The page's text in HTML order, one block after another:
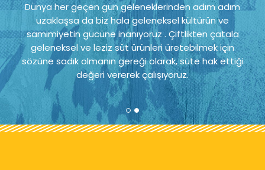
Dünya her geçen gün geleneklerinden adım adım
uzaklaşsa da biz hala geleneksel kültürün ve
samimiyetin gücüne inanıyoruz . Çiftlikten çatala
geleneksel ve leziz süt ürünleri üretebilmek için
sözüne sadık olmanın gereği olarak, süte hak ettiği
değeri vererek çalışıyoruz.